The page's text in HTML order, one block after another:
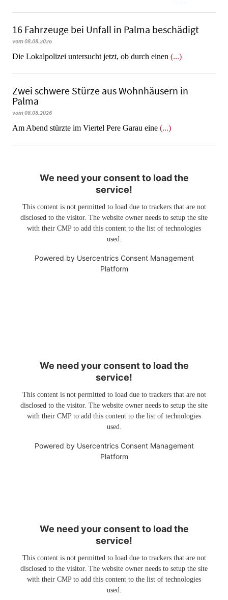
16 Fahrzeuge bei Unfall in Palma beschädigt
vom 08.08.2026
Die Lokalpolizei untersucht jetzt, ob durch einen (...)
Zwei schwere Stürze aus Wohnhäusern in
Palma
vom 08.08.2026
Am Abend stürzte im Viertel Pere Garau eine (...)
We need your consent to load the
service!
This content is not permitted to load due to trackers that are not
disclosed to the visitor. The website owner needs to setup the site
with their CMP to add this content to the list of technologies
used.
Powered by Usercentrics Consent Management
Platform
We need your consent to load the
service!
This content is not permitted to load due to trackers that are not
disclosed to the visitor. The website owner needs to setup the site
with their CMP to add this content to the list of technologies
used.
Powered by Usercentrics Consent Management
Platform
We need your consent to load the
service!
This content is not permitted to load due to trackers that are not
disclosed to the visitor. The website owner needs to setup the site
with their CMP to add this content to the list of technologies
used.